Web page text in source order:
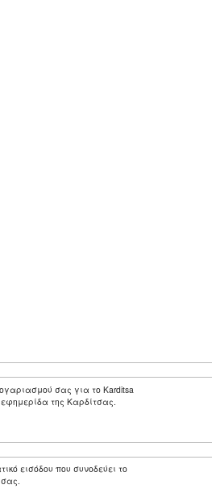
σας για το Karditsa
εφημερίδα της Καρδίτσας.
εισόδου που συνοδεύει το